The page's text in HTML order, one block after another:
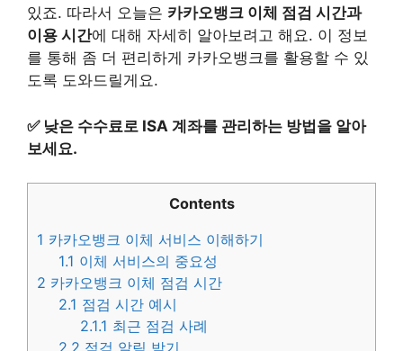
있죠. 따라서 오늘은 카카오뱅크 이체 점검 시간과
이용 시간에 대해 자세히 알아보려고 해요. 이 정보
를 통해 좀 더 편리하게 카카오뱅크를 활용할 수 있
도록 도와드릴게요.
✅ 낮은 수수료로 ISA 계좌를 관리하는 방법을 알아
보세요.
Contents
1 카카오뱅크 이체 서비스 이해하기
1.1 이체 서비스의 중요성
2 카카오뱅크 이체 점검 시간
2.1 점검 시간 예시
2.1.1 최근 점검 사례